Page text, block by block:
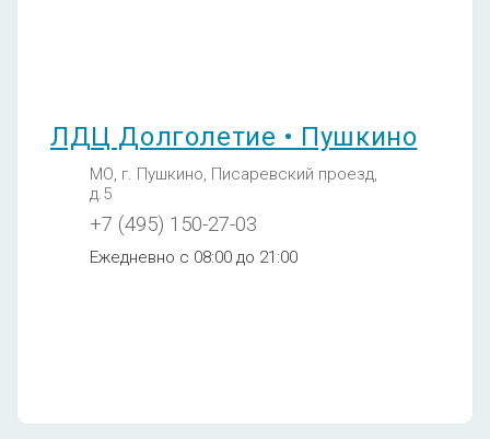
Витамин - В12 A12.06.060
750
Фолиевая кислота A09.05.081
260
ЛДЦ Долголетие • Пушкино
МО, г. Пушкино, Писаревский проезд,
д.5
+7 (495) 150-27-03
Ежедневно с 08:00 до 21:00